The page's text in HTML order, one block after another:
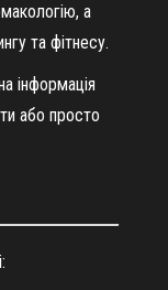
а
та фітнесу.
інформація
або просто